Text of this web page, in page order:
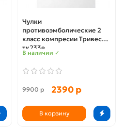
Чулки
противоэмболические 2
класс компресии Тривес
тк233е
В наличии ✓
9900 р 2390 р
В корзину